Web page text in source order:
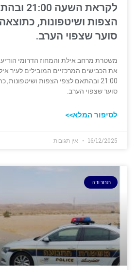
לקראת
הצפות ושיטפונות,
סוער שצפוי הערב.
משטרת מרחב אילת והמחוז הדרומי
את הכבישים המרכזיים המובילים לעיר
21:00 ובהתאם לצפי הצפות ושיטפונות,
סוער שצפוי הערב.
לסיפור המלא>>
16/12/2025 אין תגובות
תחבורה